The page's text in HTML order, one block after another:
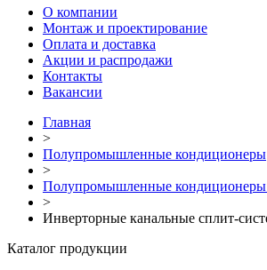
О компании
Монтаж и проектирование
Оплата и доставка
Акции и распродажи
Контакты
Вакансии
Главная
>
Полупромышленные кондиционеры
>
Полупромышленные
>
Инверторные канальные сплит-
Каталог продукции